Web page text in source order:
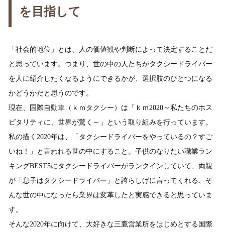
を目指して
「社会的地位」とは、人の価値観や判断によって決定することだ
と思っています。つまり、世の中の人たちがタクシードライバー
を人に紹介したくなるようにできるかが、選択肢のひとつになる
かどうかだと思うのです。
現在、国際自動車（ｋｍタクシー）は「ｋｍ2020～私たちのホス
ピタリティに、世界が驚く～」という取り組みを行っています。
私の描く2020年は、「タクシードライバーをやっているの？すご
いね！」と言われる世の中にすること。子供のなりたい職業ラン
キングBEST5にタクシードライバーがランクインしていて、両親
が「息子はタクシードライバー」と誇らしげに言ってくれる、そ
んな世の中になったら業界は変革したと実感できると思っていま
す。
そんな2020年に向けて、大好きな三鷹営業所をはじめとする国際